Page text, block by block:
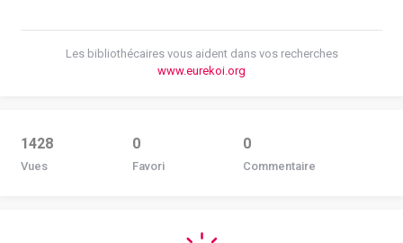
Les bibliothécaires vous aident dans vos recherches
www.eurekoi.org
1428
Vues
0
Favori
0
Commentaire